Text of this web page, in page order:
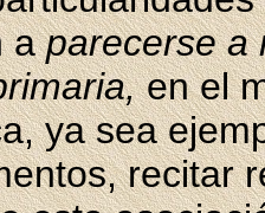
aparecerse a
en el
ya sea
recitar